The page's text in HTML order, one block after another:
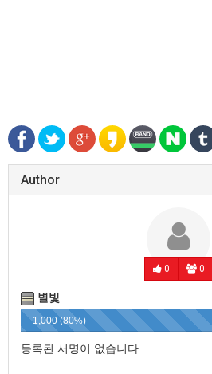
Author
0 0
별빛
1,000 (80%)
등록된 서명이 없습니다.